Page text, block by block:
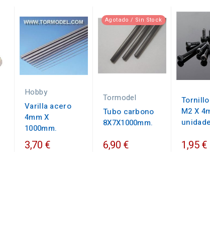
Hobby
Varilla acero
4mm X
1000mm.
3,70 €
Agotado / Sin Stock
Tormodel
Tubo carbono
8X7X1000mm.
6,90 €
M2 X
1,95 €